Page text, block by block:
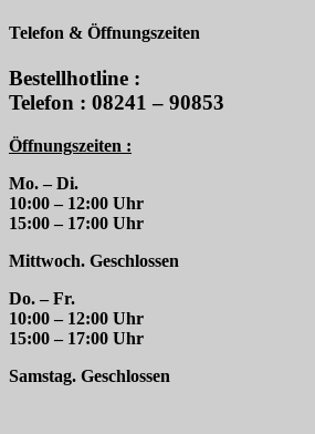
Telefon & Öffnungszeiten
Bestellhotline :
Telefon : 08241 – 90853
Öffnungszeiten :
Mo. – Di.
10:00 – 12:00 Uhr
15:00 – 17:00 Uhr
Mittwoch. Geschlossen
Do. – Fr.
10:00 – 12:00 Uhr
15:00 – 17:00 Uhr
Samstag. Geschlossen